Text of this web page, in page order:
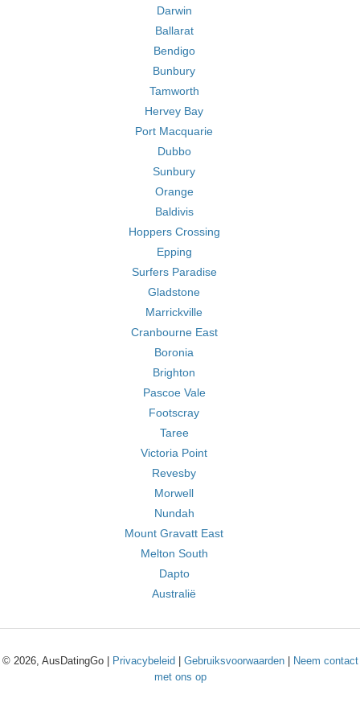
Darwin
Ballarat
Bendigo
Bunbury
Tamworth
Hervey Bay
Port Macquarie
Dubbo
Sunbury
Orange
Baldivis
Hoppers Crossing
Epping
Surfers Paradise
Gladstone
Marrickville
Cranbourne East
Boronia
Brighton
Pascoe Vale
Footscray
Taree
Victoria Point
Revesby
Morwell
Nundah
Mount Gravatt East
Melton South
Dapto
Australië
© 2026, AusDatingGo | Privacybeleid Gebruiksvoorwaarden|
Neem contact
met ons op